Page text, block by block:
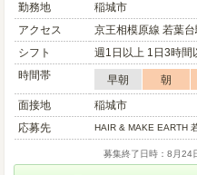
勤務地
稲城市
アクセス
京王相模原線 若葉
シフト
週1日以上 1日3時間
時間帯
早朝 朝
面接地
稲城市
応募先
HAIR & MAKE EARTH
募集終了日時：8月24